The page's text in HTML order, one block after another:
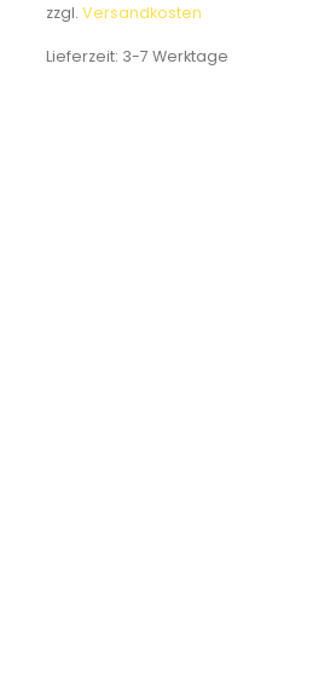
zzgl. Versandkosten
Lieferzeit: 3-7 Werktage